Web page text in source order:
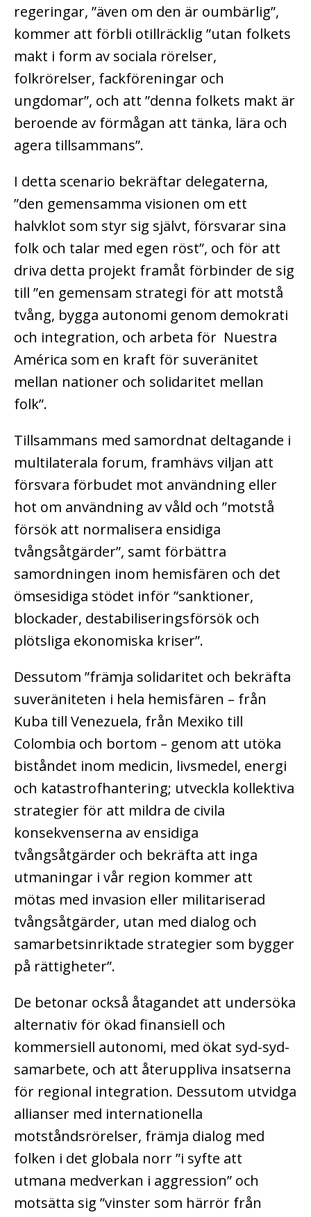
regeringar, ”även om den är oumbärlig”,
kommer att förbli otillräcklig ”utan folkets
makt i form av sociala rörelser,
folkrörelser, fackföreningar och
ungdomar”, och att ”denna folkets makt är
beroende av förmågan att tänka, lära och
agera tillsammans”.
I detta scenario bekräftar delegaterna,
”den gemensamma visionen om ett
halvklot som styr sig självt, försvarar sina
folk och talar med egen röst”, och för att
driva detta projekt framåt förbinder de sig
till ”en gemensam strategi för att motstå
tvång, bygga autonomi genom demokrati
och integration, och arbeta för Nuestra
América som en kraft för suveränitet
mellan nationer och solidaritet mellan
folk”.
Tillsammans med samordnat deltagande i
multilaterala forum, framhävs viljan att
försvara förbudet mot användning eller
hot om användning av våld och ”motstå
försök att normalisera ensidiga
tvångsåtgärder”, samt förbättra
samordningen inom hemisfären och det
ömsesidiga stödet inför ”sanktioner,
blockader, destabiliseringsförsök och
plötsliga ekonomiska kriser”.
Dessutom ”främja solidaritet och bekräfta
suveräniteten i hela hemisfären – från
Kuba till Venezuela, från Mexiko till
Colombia och bortom – genom att utöka
biståndet inom medicin, livsmedel, energi
och katastrofhantering; utveckla kollektiva
strategier för att mildra de civila
konsekvenserna av ensidiga
tvångsåtgärder och bekräfta att inga
utmaningar i vår region kommer att
mötas med invasion eller militariserad
tvångsåtgärder, utan med dialog och
samarbetsinriktade strategier som bygger
på rättigheter”.
De betonar också åtagandet att undersöka
alternativ för ökad finansiell och
kommersiell autonomi, med ökat syd-syd-
samarbete, och att återuppliva insatserna
för regional integration. Dessutom utvidga
allianser med internationella
motståndsrörelser, främja dialog med
folken i det globala norr ”i syfte att
utmana medverkan i aggression” och
motsätta sig ”vinster som härrör från